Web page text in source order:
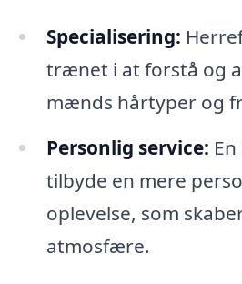
Specialisering:
trænet i at forstå og
mænds hårtyper og
Personlig service:
tilbyde en mere
oplevelse, som
atmosfære.